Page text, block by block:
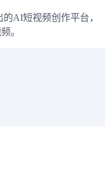
AI短视频创作平台，
。